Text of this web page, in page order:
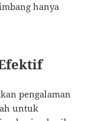
hanya
pengalaman
untuk